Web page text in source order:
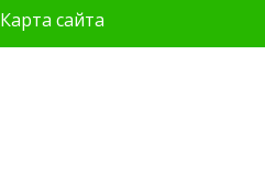
Карта сайта